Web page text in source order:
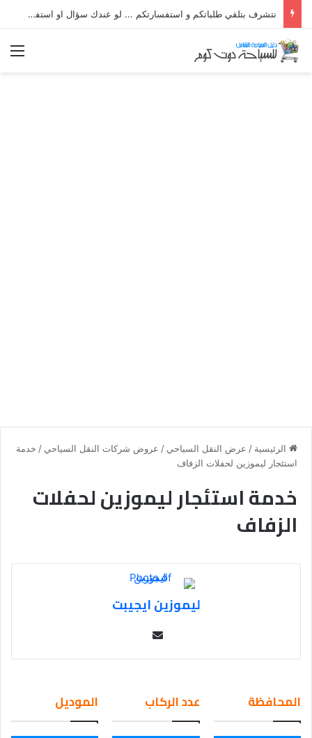
نتشرف بتلقي طلباتكم و استفسارتكم ... لو عندك سؤال او استفسار ماتدرددش فى طلب المساعدة
الرئيسية / عرض النقل السياحي / عروض شركات النقل السياحي / خدمة
استئجار ليموزين لحفلات الزفاف
خدمة استئجار ليموزين لحفلات
الزفاف
ليموزين ايجيبت
ail
المحافظة عدد الركاب الموديل